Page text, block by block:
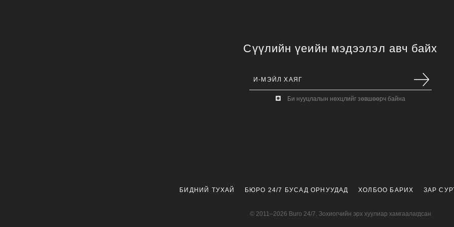
Сүүлийн үеийн мэдээлэл авч байх
Би нууцлалын нөхцлийг зөвшөөрч байна
БИДНИЙ ТУХАЙ БЮРО 24/7 БУСАД ОРНУУДАД ХОЛБОО БАРИХ ЗАР
© 2011–2026 Buro 24/7. Зохиогчийн эрх хуулиар хамгаалагдсан